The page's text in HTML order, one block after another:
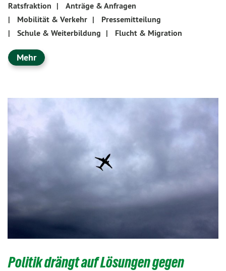
Ratsfraktion |
Anträge & Anfragen
|
Mobilität & Verkehr |
Pressemitteilung
|
Schule & Weiterbildung | Flucht & Migration
Mehr
Politik drängt auf Lösungen gegen